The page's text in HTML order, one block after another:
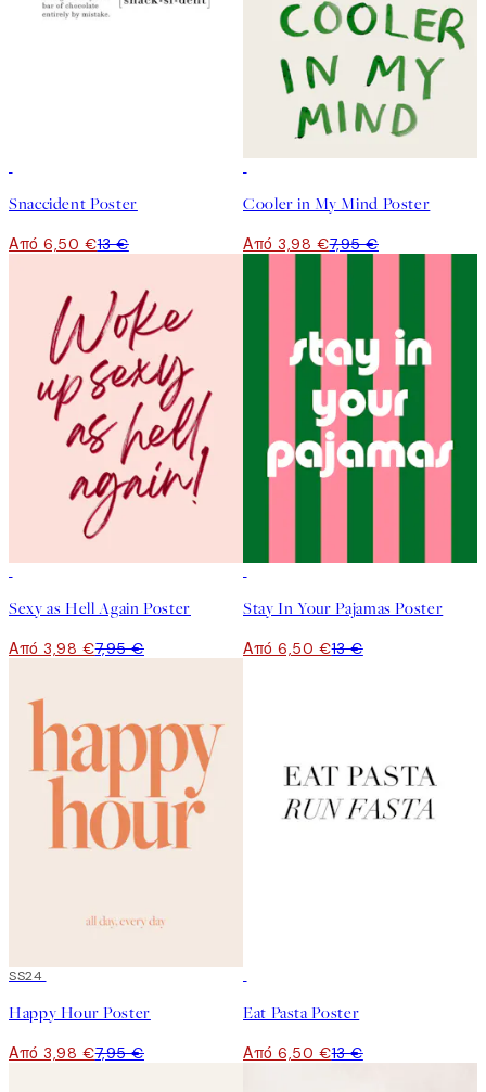
Snaccident Poster
Από 6,50 €13 €
Cooler in My Mind Poster
Από 3,98 €7,95 €
Sexy as Hell Again Poster
Από 3,98 €7,95 €
Stay In Your Pajamas Poster
Από 6,50 €13 €
50%*
SS24
Happy Hour Poster
Από 3,98 €7,95 €
Eat Pasta Poster
Από 6,50 €13 €